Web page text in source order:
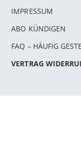
IMPRESSUM
ABO KÜNDIGEN
FAQ – HÄUFIG
VERTRAG